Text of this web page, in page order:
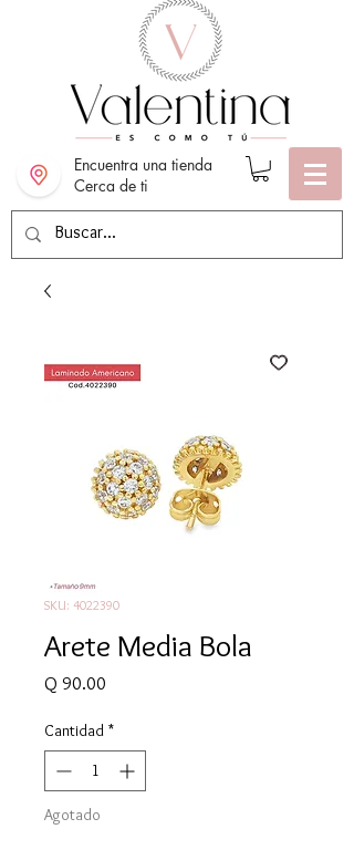
Encuentra una tienda
Cerca de ti
SKU: 4022390
Arete Media Bola
Q 90.00
Cantidad *
Agotado